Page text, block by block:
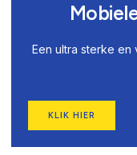
Een ultra sterke
KLIK HIER